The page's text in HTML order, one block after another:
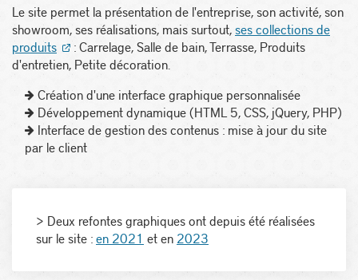
Le site permet la présentation de l'entreprise, son activité, son
showroom, ses réalisations, mais surtout,ses collections de
produits
: Carrelage, Salle de bain, Terrasse, Produits
d'entretien, Petite décoration.
Création d'une interface graphique personnalisée
Développement dynamique (HTML 5, CSS, jQuery, PHP)
Interface de gestion des contenus : mise à jour du site
par le client
> Deux refontes graphiques ont depuis été réalisées
sur le site :en 2021 et en 2023